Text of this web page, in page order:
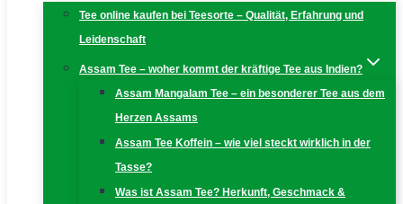
Tee online kaufen bei Teesorte – Qualität, Erfahrung und
Leidenschaft
Assam Tee – woher kommt der kräftige Tee aus Indien?
Assam Mangalam Tee – ein besonderer Tee aus dem
Herzen Assams
Assam Tee Koffein – wie viel steckt wirklich in der
Tasse?
Was ist Assam Tee? Herkunft, Geschmack &